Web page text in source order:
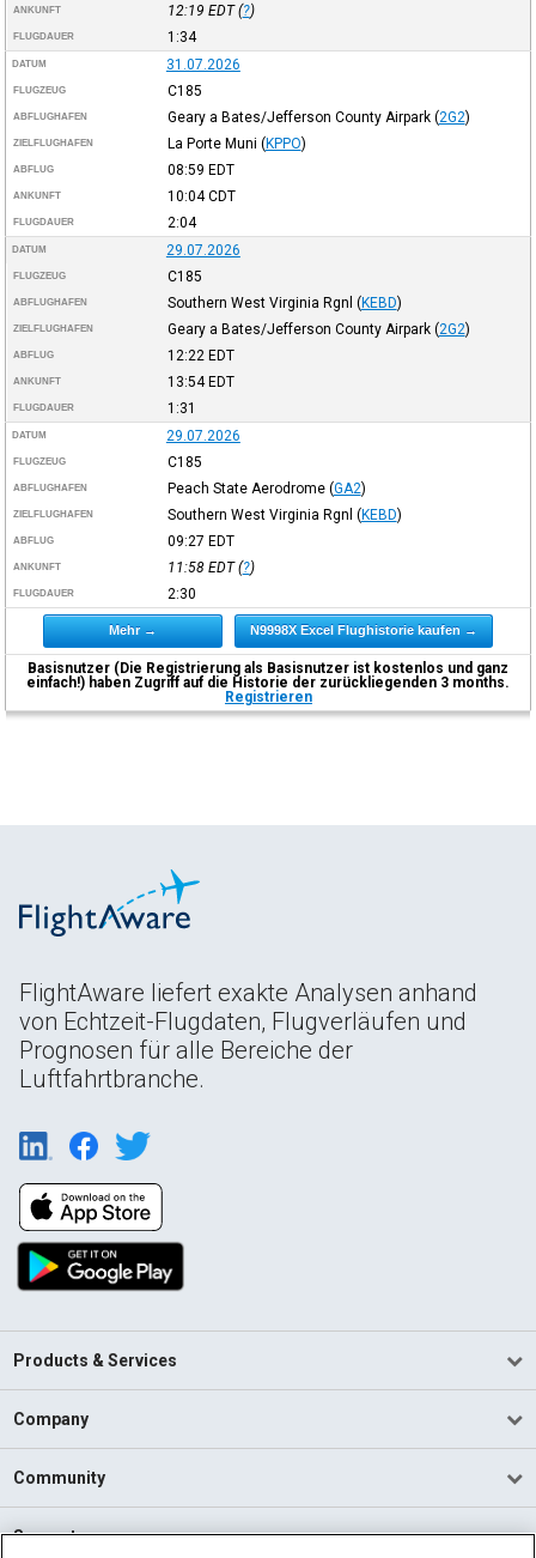
ANKUNFT 12:19 EDT(?)
FLUGDAUER 1:34
DATUM 31.07.2026
FLUGZEUG C185
ABFLUGHAFEN Geary a Bates/Jefferson County Airpark (2G2)
ZIELFLUGHAFEN La Porte Muni (KPPO)
ABFLUG 08:59 EDT
ANKUNFT 10:04CDT
FLUGDAUER 2:04
DATUM 29.07.2026
FLUGZEUG C185
ABFLUGHAFEN Southern West Virginia Rgnl (KEBD)
ZIELFLUGHAFEN Geary a Bates/Jefferson County Airpark (2G2)
ABFLUG 12:22 EDT
ANKUNFT 13:54EDT
FLUGDAUER 1:31
DATUM 29.07.2026
FLUGZEUG C185
ABFLUGHAFEN Peach State Aerodrome (GA2)
ZIELFLUGHAFEN Southern West Virginia Rgnl (KEBD)
ABFLUG 09:27 EDT
ANKUNFT 11:58 EDT(?)
FLUGDAUER 2:30
Mehr → N9998X Excel Flughistorie kaufen →
Basisnutzer (Die Registrierung als Basisnutzer ist kostenlos und ganz
einfach!) haben Zugriff auf die Historie der zurückliegenden 3 months.
Registrieren
FlightAware liefert exakte Analysen anhand
von Echtzeit-Flugdaten, Flugverläufen und
Prognosen für alle Bereiche der
Luftfahrtbranche.
Products & Services
Company
Community
Support